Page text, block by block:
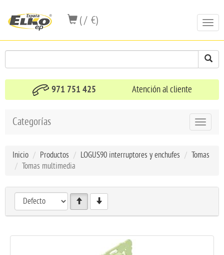
( / €)
971 751 425 Atención al cliente
Toggle
Categorías
Inicio Productos LOGUS90 interruptores y enchufes
Tomas
Tomas multimedia